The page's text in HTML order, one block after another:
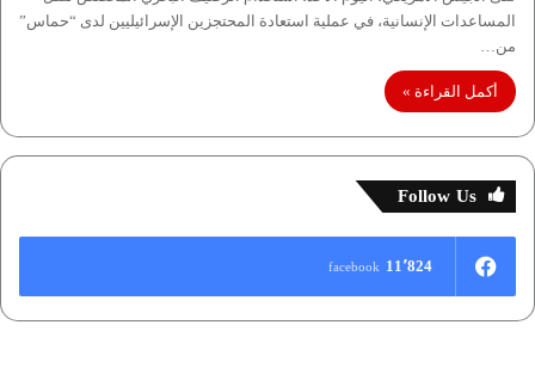
المساعدات الإنسانية، في عملية استعادة المحتجزين الإسرائيليين لدى “حماس”
من…
أكمل القراءة »
Follow Us
11٬824 facebook